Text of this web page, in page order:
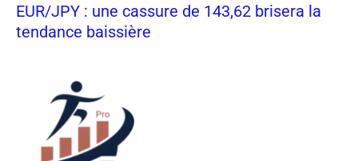
EUR/JPY : une cassure de 143,62 brisera la
tendance baissière